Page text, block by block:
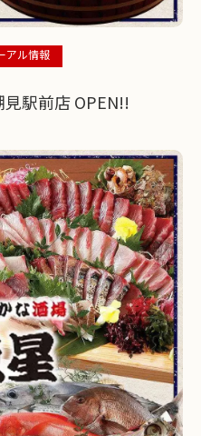
アル情報
駅前店 OPEN!!